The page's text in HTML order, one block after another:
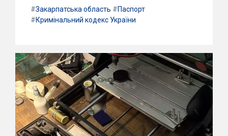
#Закарпатська область #Паспорт
#Кримінальний кодекс України